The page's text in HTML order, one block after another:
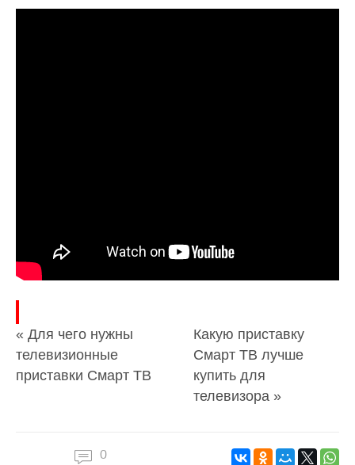
« Для чего нужны
телевизионные
приставки Смарт ТВ
Какую приставку
Смарт ТВ лучше
купить для
телевизора »
0